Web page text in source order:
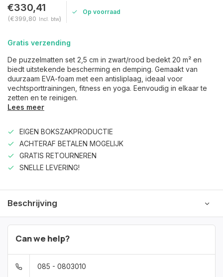
€330,41
(€399,80 Incl. btw)
Op voorraad
Gratis verzending
De puzzelmatten set 2,5 cm in zwart/rood bedekt 20 m² en
biedt uitstekende bescherming en demping. Gemaakt van
duurzaam EVA-foam met een antisliplaag, ideaal voor
vechtsporttrainingen, fitness en yoga. Eenvoudig in elkaar te
zetten en te reinigen.
Lees meer
EIGEN BOKSZAKPRODUCTIE
ACHTERAF BETALEN MOGELIJK
GRATIS RETOURNEREN
SNELLE LEVERING!
Beschrijving
Can we help?
085 - 0803010